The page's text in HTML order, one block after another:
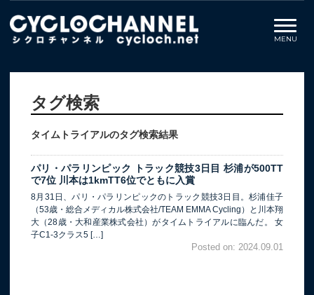
タグ検索
タイムトライアルのタグ検索結果
パリ・パラリンピック トラック競技3日目 杉浦が500TT
で7位 川本は1kmTT6位でともに入賞
8月31日、パリ・パラリンピックのトラック競技3日目。杉浦佳子
（53歳・総合メディカル株式会社/TEAM EMMA Cycling）と川本翔
大（28歳・大和産業株式会社）がタイムトライアルに臨んだ。 女
子C1-3クラス5 […]
Posted on: 2024.09.01